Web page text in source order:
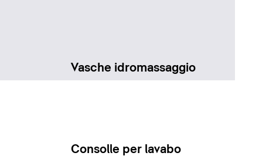
Vasche idromassaggio
Consolle per lavabo